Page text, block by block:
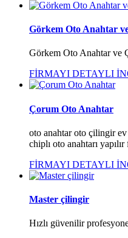
Görkem Oto Anahtar
Görkem Oto Anahtar ve
FİRMAYI DETAYLI
Çorum Oto Anahtar
oto anahtar oto çilingir
chiplı oto anahtarı yapılır
FİRMAYI DETAYLI
Master çilingir
Hızlı güvenilir